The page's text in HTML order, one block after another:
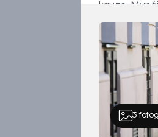
kauze
3